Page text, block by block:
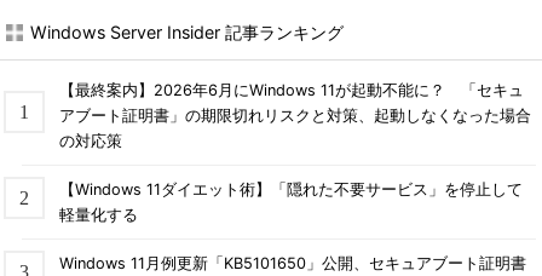
Windows Server Insider 記事ランキング
【最終案内】2026年6月にWindows 11が起動不能に？ 「セキュ
アブート証明書」の期限切れリスクと対策、起動しなくなった場合
の対応策
【Windows 11ダイエット術】「隠れた不要サービス」を停止して
軽量化する
Windows 11月例更新「KB5101650」公開、セキュアブート証明書